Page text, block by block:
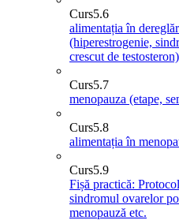
Curs5.6
alimentația în
(hiperestrogenie,
crescut de testosteron)
Curs5.7
menopauza (etape,
Curs5.8
alimentația în
Curs5.9
Fișă practică:
sindromul ovarelor
menopauză etc.